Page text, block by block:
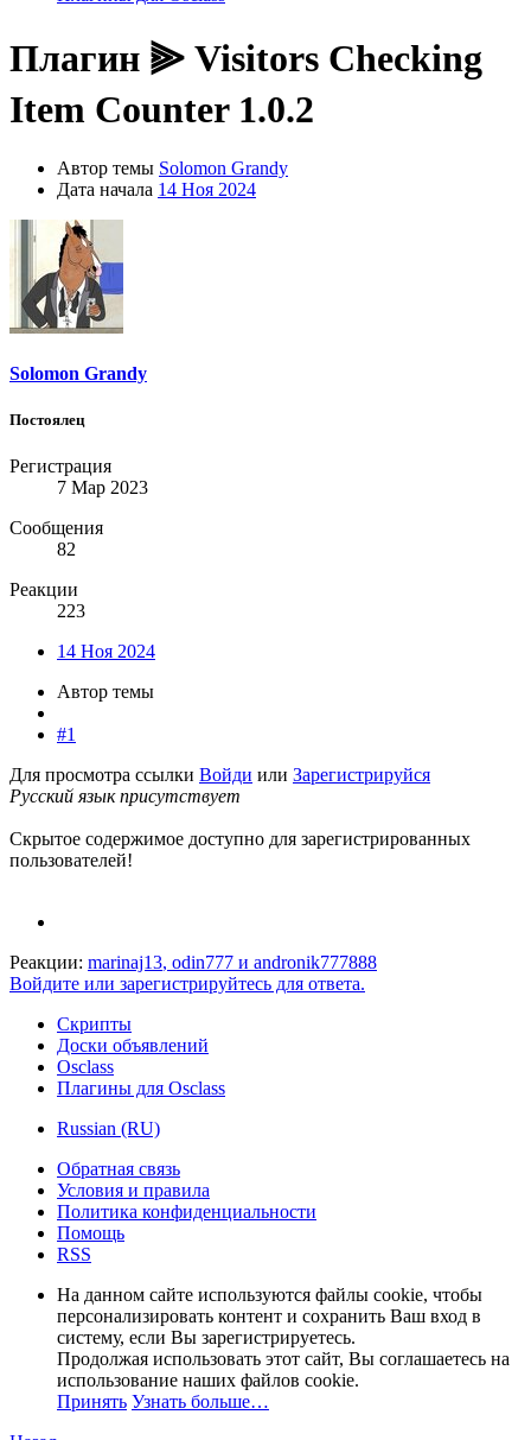
Плагин ⫸ Visitors Checking
Item Counter 1.0.2
Автор темы Solomon Grandy
Дата начала 14 Ноя 2024
Solomon Grandy
Постоялец
Регистрация
7 Мар 2023
Сообщения
82
Реакции
223
14 Ноя 2024
Автор темы
#1
Для просмотра ссылки Войди или Зарегистрируйся
Русский язык присутствует
Скрытое содержимое доступно для зарегистрированных
пользователей!
Реакции: marinaj13, odin777 и andronik777888
Войдите или зарегистрируйтесь для ответа.
Скрипты
Доски объявлений
Osclass
Плагины для Osclass
Russian (RU)
Обратная связь
Условия и правила
Политика конфиденциальности
Помощь
RSS
На данном сайте используются файлы cookie, чтобы
персонализировать контент и сохранить Ваш вход в
систему, если Вы зарегистрируетесь.
Продолжая использовать этот сайт, Вы соглашаетесь на
использование наших файлов cookie.
Принять Узнать больше…